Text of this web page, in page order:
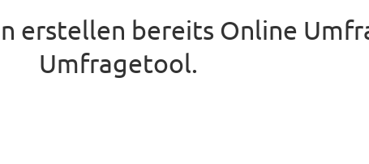
erstellen bereits Online
Umfragetool.